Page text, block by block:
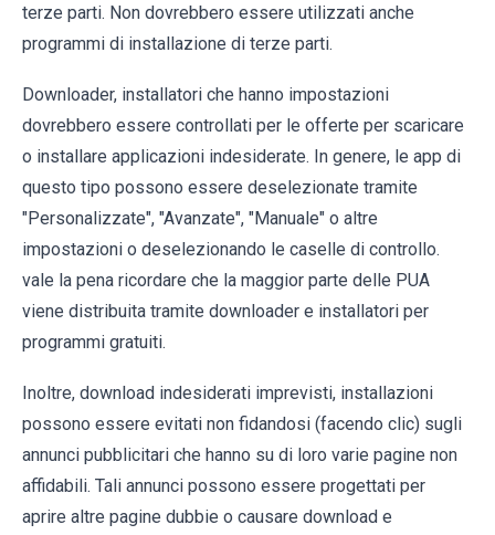
terze parti. Non dovrebbero essere utilizzati anche
programmi di installazione di terze parti.
Downloader, installatori che hanno impostazioni
dovrebbero essere controllati per le offerte per scaricare
o installare applicazioni indesiderate. In genere, le app di
questo tipo possono essere deselezionate tramite
"Personalizzate", "Avanzate", "Manuale" o altre
impostazioni o deselezionando le caselle di controllo.
vale la pena ricordare che la maggior parte delle PUA
viene distribuita tramite downloader e installatori per
programmi gratuiti.
Inoltre, download indesiderati imprevisti, installazioni
possono essere evitati non fidandosi (facendo clic) sugli
annunci pubblicitari che hanno su di loro varie pagine non
affidabili. Tali annunci possono essere progettati per
aprire altre pagine dubbie o causare download e